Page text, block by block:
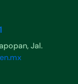
Jal.